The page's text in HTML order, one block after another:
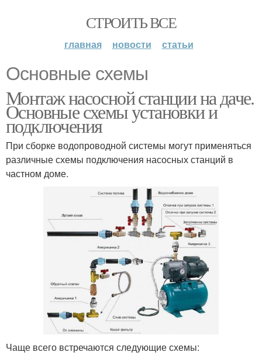
СТРОИТЬ ВСЕ
главная новости статьи
Основные схемы
Монтаж насосной станции на даче.
Основные схемы установки и
подключения
При сборке водопроводной системы могут применяться
различные схемы подключения насосных станций в
частном доме.
Чаще всего встречаются следующие схемы: